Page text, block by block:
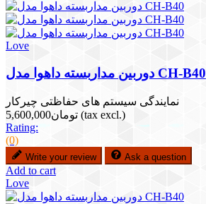
Love
دوربین مداربسته داهوا مدل CH-B40
نمایندگی سیستم های حفاظتی چیرکار
تومان5,600,000 (tax excl.)
Rating:
(0)
Write your review Ask a question
Add to cart
Love